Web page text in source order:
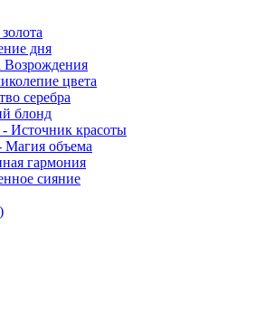
дня
Возрождения
цвета
серебра
блонд
Источник красоты
Магия объема
гармония
сияние